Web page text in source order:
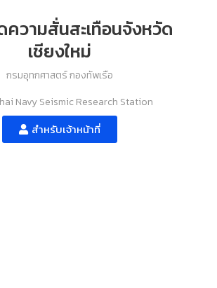
วามสั่นสะเทือนจังหวัด
เชียงใหม่
กรมอุทกศาสตร์ กองทัพเรือ
Navy Seismic Research Station
สำหรับเจ้าหน้าที่